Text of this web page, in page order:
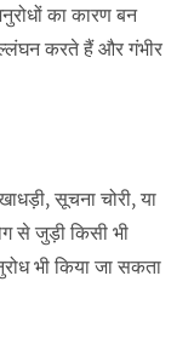
का कारण बन
करते हैं और गंभीर
सूचना चोरी, या
से जुड़ी किसी भी
भी किया जा सकता